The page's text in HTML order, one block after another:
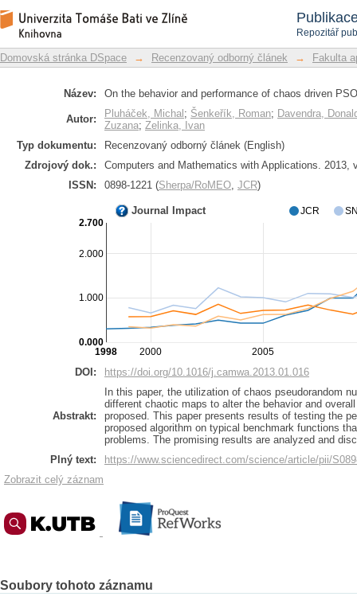
Repozitář
On the behavior and performance
weight
Repozitář DSpace/Manakin
Domovská stránka DSpace → Recenzovaný odborný článek → Fakulta
Název: On the behavior and performance of chaos driven
Autor: Pluháček, Michal ; Šenkeřík, Roman; Davendra,
Zuzana; Zelinka, Ivan
Typ dokumentu:
Recenzovaný odborný článek (English)
Zdrojový dok.:
Computers and Mathematics with Applications. 2013,
ISSN:
0898-1221 (Sherpa/RoMEO, JCR)
Journal Impact
2000 2005
1998
1.000
2.000
0.000
2.700
JCR
DOI: https://doi.org/10.1016/j.camwa.2013.01.016
Abstrakt:
In this paper, the utilization of chaos pseudorandom
different chaotic maps to alter the behavior and
proposed. This paper presents results of testing the
proposed algorithm on typical benchmark functions
problems. The promising results are analyzed and
Plný text:
https://www.sciencedirect.com/science/article/pii/
Zobrazit celý záznam
Soubory tohoto záznamu